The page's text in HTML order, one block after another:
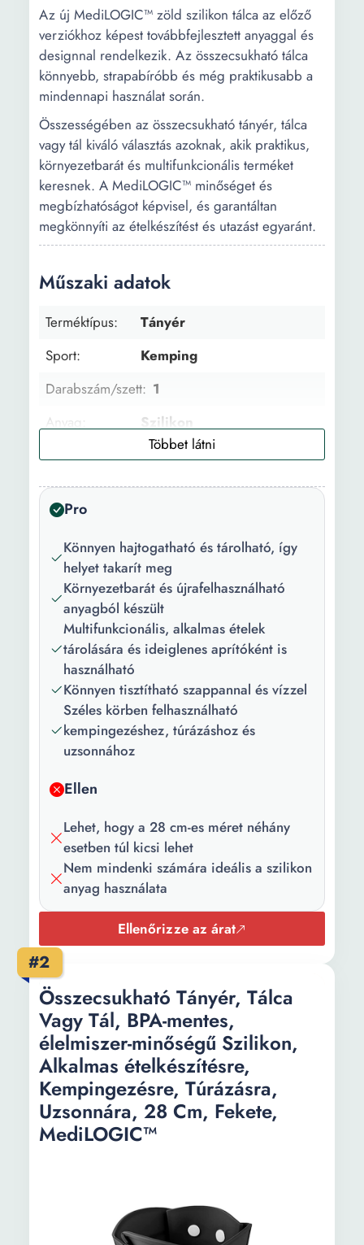
Az új MediLOGIC™ zöld szilikon tálca az előző
verziókhoz képest továbbfejlesztett anyaggal és
designnal rendelkezik. Az összecsukható tálca
könnyebb, strapabíróbb és még praktikusabb a
mindennapi használat során.
Összességében az összecsukható tányér, tálca
vagy tál kiváló választás azoknak, akik praktikus,
környezetbarát és multifunkcionális terméket
keresnek. A MediLOGIC™ minőséget és
megbízhatóságot képvisel, és garantáltan
megkönnyíti az ételkészítést és utazást egyaránt.
Műszaki adatok
Terméktípus:
Tányér
Sport:
Kemping
Darabszám/szett: 1
Anyag:
Szilikon
Főbb
Nem toxikus BPA mentes
Egyszerű tisztítás
Környezetkímélő
Mosógatógépben mosható
Mikrohullámú sütőben
használható Tartós
Mosogatógépben mosható
Hőálló anyag
Összecsukható Pilable
Szín:
Zöld
Pro
Könnyen hajtogatható és tárolható, így
helyet takarít meg
Környezetbarát és újrafelhasználható
anyagból készült
Multifunkcionális, alkalmas ételek
tárolására és ideiglenes aprítóként is
használható
Könnyen tisztítható szappannal és vízzel
Széles körben felhasználható
kempingezéshez, túrázáshoz és
uzsonnához
Ellen
Lehet, hogy a 28 cm-es méret néhány
esetben túl kicsi lehet
Nem mindenki számára ideális a szilikon
anyag használata
Ellenőrizze az árat
#2
Összecsukható Tányér, Tálca
Vagy Tál, BPA-mentes,
élelmiszer-minőségű Szilikon,
Alkalmas ételkészítésre,
Kempingezésre, Túrázásra,
Uzsonnára, 28 Cm, Fekete,
MediLOGIC™